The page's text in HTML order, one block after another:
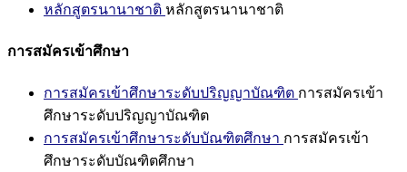
หลักสูตรนานาชาติ หลักสูตรนานาชาติ
การสมัครเข้าศึกษา
การสมัครเข้าศึกษาระดับปริญญาบัณฑิต การสมัครเข้า
ศึกษาระดับปริญญาบัณฑิต
การสมัครเข้าศึกษาระดับบัณฑิตศึกษา การสมัครเข้า
ศึกษาระดับบัณฑิตศึกษา